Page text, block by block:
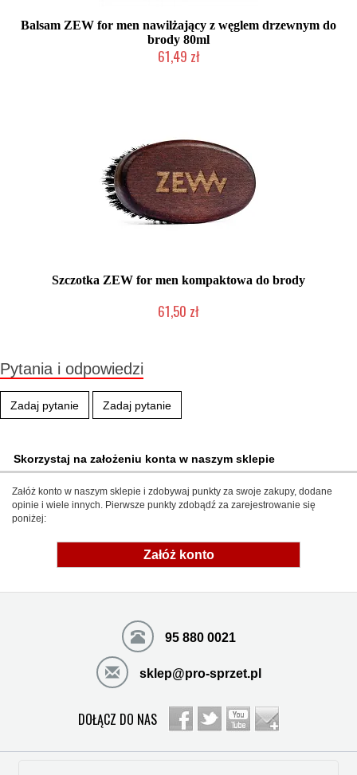
Balsam ZEW for men nawilżający z węglem drzewnym do
brody 80ml
61,49 zł
Szczotka ZEW for men kompaktowa do brody
61,50 zł
Pytania i odpowiedzi
Zadaj pytanie Zadaj pytanie
Skorzystaj na założeniu konta w naszym sklepie
Załóż konto w naszym sklepie i zdobywaj punkty za swoje zakupy, dodane
opinie i wiele innych. Pierwsze punkty zdobądź za zarejestrowanie się
poniżej:
Załóż konto
95 880 0021
sklep@pro-sprzet.pl
DOŁĄCZ DO NAS